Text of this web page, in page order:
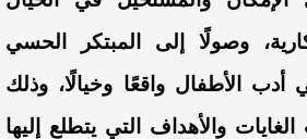
وصولًا إلى المبتكر الحسي
الأطفال واقعًا وخيالًا، وذلك
والأهداف التي يتطلع إليها